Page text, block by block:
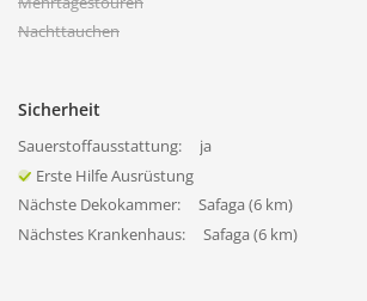
Nachttauchen
Sicherheit
Sauerstoffausstattung:
ja
Erste Hilfe Ausrüstung
Nächste Dekokammer:
Safaga (6 km)
Nächstes Krankenhaus:
Safaga (6 km)